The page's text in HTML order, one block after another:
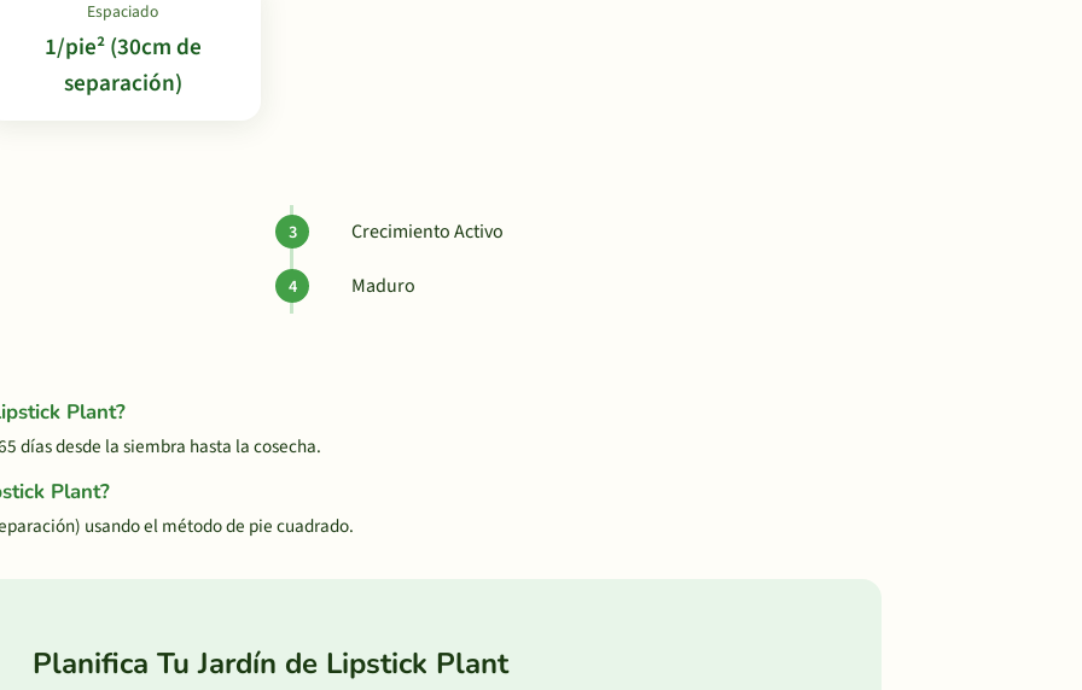
Espaciado
1/pie² (30cm de
separación)
Crecimiento Activo
Maduro
Plant?
días desde la siembra hasta la cosecha.
Plant?
usando el método de pie cuadrado.
Planifica Tu Jardín de Lipstick Plant